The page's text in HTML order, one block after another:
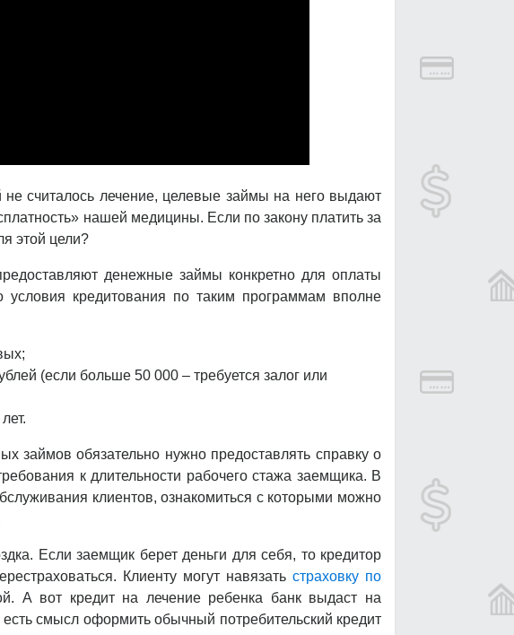
считалось лечение, целевые займы на него выдают
нашей медицины. Если по закону платить за
этой цели?
денежные займы конкретно для оплаты
условия кредитования по таким программам вполне
(если больше 50 000 – требуется залог или
займов обязательно нужно предоставлять справку о
к длительности рабочего стажа заемщика. В
клиентов, ознакомиться с которыми можно
Если заемщик берет деньги для себя, то кредитор
Клиенту могут навязать страховку по
А вот кредит на лечение ребенка банк выдаст на
смысл оформить обычный потребительский кредит